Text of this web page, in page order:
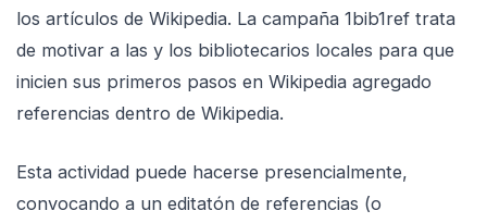
los artículos de Wikipedia. La campaña 1bib1ref trata
de motivar a las y los bibliotecarios locales para que
inicien sus primeros pasos en Wikipedia agregado
referencias dentro de Wikipedia.
Esta actividad puede hacerse presencialmente,
convocando a un editatón de referencias (o